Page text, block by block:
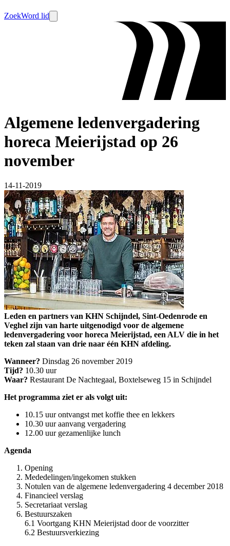
ZoekWord lid
Algemene ledenvergadering
horeca Meierijstad op 26
november
14-11-2019
Leden en partners van KHN Schijndel, Sint-Oedenrode en
Veghel zijn van harte uitgenodigd voor de algemene
ledenvergadering voor horeca Meierijstad, een ALV die in het
teken zal staan van drie naar één KHN afdeling.
Wanneer? Dinsdag 26 november 2019
Tijd? 10.30 uur
Waar? Restaurant De Nachtegaal, Boxtelseweg 15 in Schijndel
Het programma ziet er als volgt uit:
10.15 uur ontvangst met koffie thee en lekkers
10.30 uur aanvang vergadering
12.00 uur gezamenlijke lunch
Agenda
Opening
Mededelingen/ingekomen stukken
Notulen van de algemene ledenvergadering 4 december 2018
Financieel verslag
Secretariaat verslag
Bestuurszaken
6.1 Voortgang KHN Meierijstad door de voorzitter
6.2 Bestuursverkiezing